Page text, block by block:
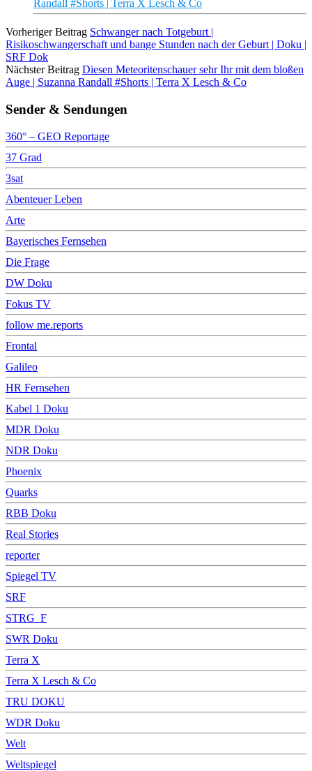
Randall #Shorts | Terra X Lesch & Co
Vorheriger Beitrag Schwanger nach Totgeburt |
Risikoschwangerschaft und bange Stunden nach der Geburt | Doku |
SRF Dok
Nächster Beitrag Diesen Meteoritenschauer sehr Ihr mit dem bloßen
Auge | Suzanna Randall #Shorts | Terra X Lesch & Co
Sender & Sendungen
360° – GEO Reportage
37 Grad
3sat
Abenteuer Leben
Arte
Bayerisches Fernsehen
Die Frage
DW Doku
Fokus TV
follow me.reports
Frontal
Galileo
HR Fernsehen
Kabel 1 Doku
MDR Doku
NDR Doku
Phoenix
Quarks
RBB Doku
Real Stories
reporter
Spiegel TV
SRF
STRG_F
SWR Doku
Terra X
Terra X Lesch & Co
TRU DOKU
WDR Doku
Welt
Weltspiegel